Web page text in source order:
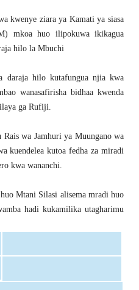
kwenye ziara ya Kamati ya siasa
mkoa huo ilipokuwa ikikagua
hilo la Mbuchi
daraja hilo kutafungua njia kwa
wanasafirisha bidhaa kwenda
ga Rufiji.
wa Jamhuri ya Muungano wa
kuendelea kutoa fedha za miradi
kwa wananchi.
Mtani Silasi alisema mradi huo
hadi kukamilika utagharimu